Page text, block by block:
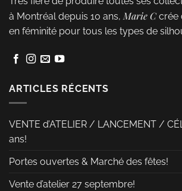
Les
options
être
sur
la
du
produit
Les
options
du
à Montréal depuis 10 ans,Marie Ccrée
en féminité pour tous les types de
ARTICLES RÉCENTS
VENTE d’ATELIER / LANCEMENT /
ans!
Portes ouvertes & Marché des fêtes!
Vente d’atelier 27 septembre!